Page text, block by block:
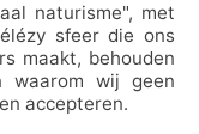
naturisme", met
sfeer die ons
maakt, behouden
wij geen
accepteren.